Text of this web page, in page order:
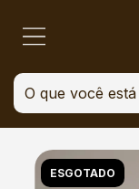
ESGOTADO